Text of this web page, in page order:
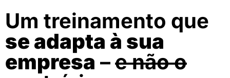
Um treinamento que
se adapta à sua
empresa –e não o